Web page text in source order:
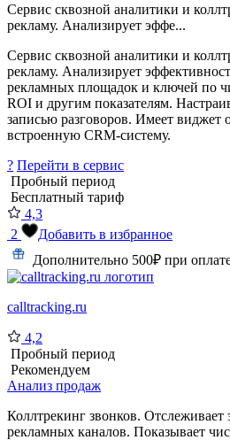
Сервис сквозной аналитики и
рекламу. Анализирует эффе...
Сервис сквозной аналитики и
рекламу. Анализирует
рекламных площадок и ключей по
ROI и другим показателям.
записью разговоров. Имеет виджет
встроенную CRM-систему.
? Перейти в сервис
Пробный период
Бесплатный тариф
4,3
2
Добавить в избранное
Дополнительно 500₽ при
calltracking.ru
4,2
Пробный период
Рекомендуем
Анализ продаж
Коллтрекинг звонков. Отслеживает
рекламных каналов. Показывает